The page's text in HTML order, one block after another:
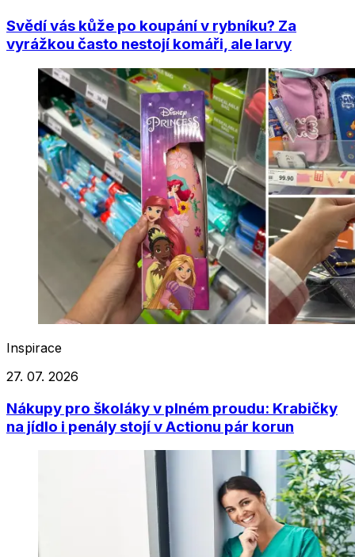
Svědí vás kůže po koupání v rybníku? Za
vyrážkou často nestojí komáři, ale larvy
Inspirace
27. 07. 2026
Nákupy pro školáky v plném proudu: Krabičky
na jídlo i penály stojí v Actionu pár korun